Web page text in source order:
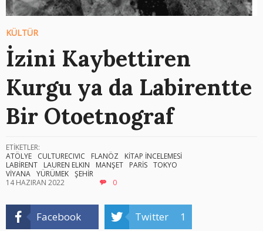
KÜLTÜR
İzini Kaybettiren
Kurgu ya da Labirentte
Bir Otoetnograf
ETİKETLER:
ATÖLYE
CULTURECIVIC FLANÖZ
KİTAP İNCELEMESİ
LABİRENT
LAUREN ELKIN MANŞET PARİS TOKYO
VİYANA YÜRÜMEK ŞEHİR
14 HAZIRAN 2022
0
Facebook Twitter 1